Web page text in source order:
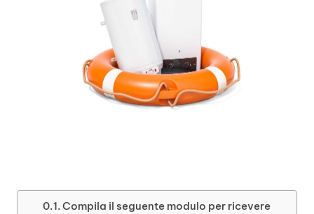
Compila il seguente modulo per ricevere